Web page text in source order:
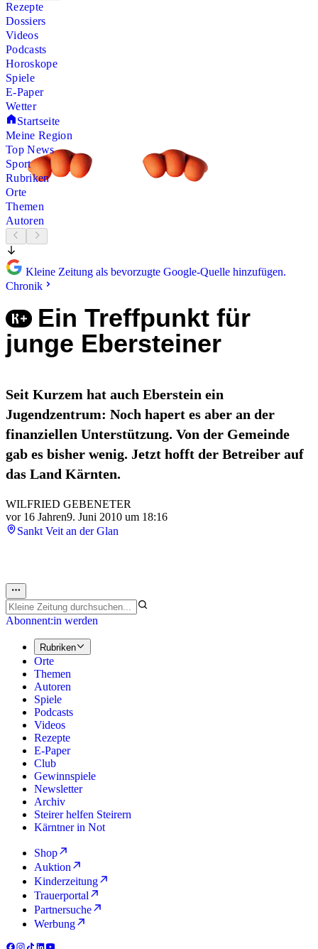
Rezepte
Dossiers
Videos
Podcasts
Horoskope
Spiele
E-Paper
Wetter
Startseite
Meine Region
Top News
Sport
Rubriken
Orte
Themen
Autoren
Kleine Zeitung als bevorzugte Google-Quelle hinzufügen.
Chronik
Ein Treffpunkt für
junge Ebersteiner
Seit Kurzem hat auch Eberstein ein
Jugendzentrum: Noch hapert es aber an der
finanziellen Unterstützung. Von der Gemeinde
gab es bisher wenig. Jetzt hofft der Betreiber auf
das Land Kärnten.
WILFRIED GEBENETER
vor 16 Jahren9. Juni 2010 um 18:16
Sankt Veit an der Glan
Abonnent:in werden
Rubriken
Orte
Themen
Autoren
Spiele
Podcasts
Videos
Rezepte
E-Paper
Club
Gewinnspiele
Newsletter
Archiv
Steirer helfen Steirern
Kärntner in Not
Shop
Auktion
Kinderzeitung
Trauerportal
Partnersuche
Werbung